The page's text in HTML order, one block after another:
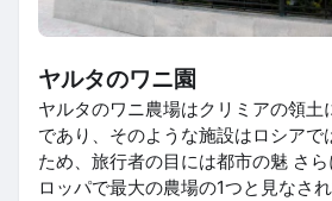
ヤルタのワニ園
ヤルタのワニ農場はクリミアの領土
であり、そのような施設はロシアで
ため、旅行者の目には都市の魅 さ
ロッパで最大の農場の1つと見なさ